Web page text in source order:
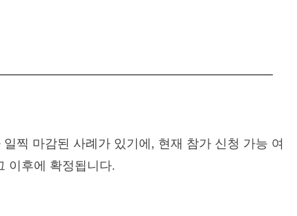
찍 마감된 사례가 있기에, 현재 참가 신청 가능 여
이후에 확정됩니다.